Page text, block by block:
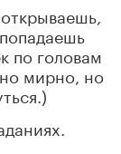
по головам
мирно, но